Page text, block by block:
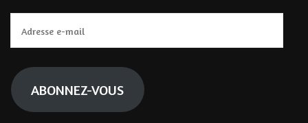
e-
mail
ABONNEZ-VOUS